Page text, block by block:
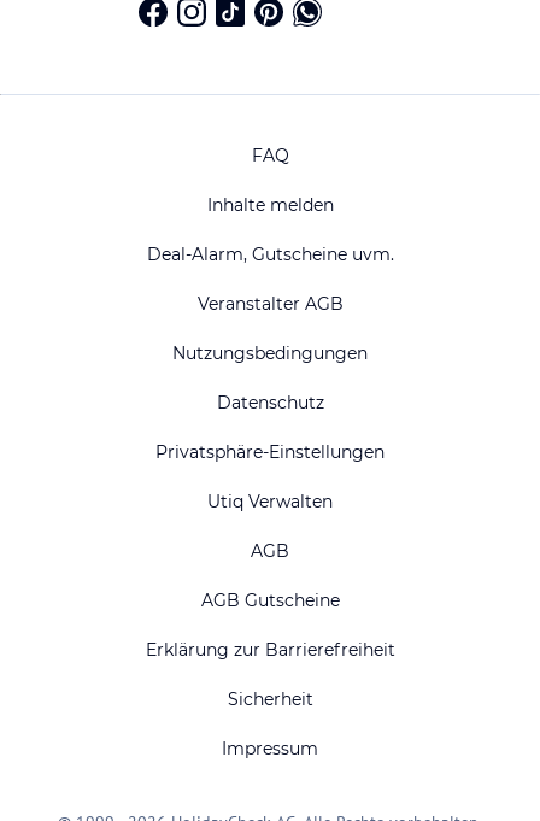
FAQ
Inhalte melden
Deal-Alarm, Gutscheine uvm.
Veranstalter AGB
Nutzungsbedingungen
Datenschutz
Privatsphäre-Einstellungen
Utiq Verwalten
AGB
AGB Gutscheine
Erklärung zur Barrierefreiheit
Sicherheit
Impressum